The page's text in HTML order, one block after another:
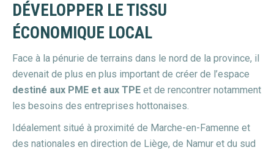
DÉVELOPPER LE TISSU
ÉCONOMIQUE LOCAL
Face à la pénurie de terrains dans le nord de la province, il
devenait de plus en plus important de créer de l’espace
destiné aux PME et aux TPE et de rencontrer notamment
les besoins des entreprises hottonaises.
Idéalement situé à proximité de Marche-en-Famenne et
des nationales en direction de Liège, de Namur et du sud